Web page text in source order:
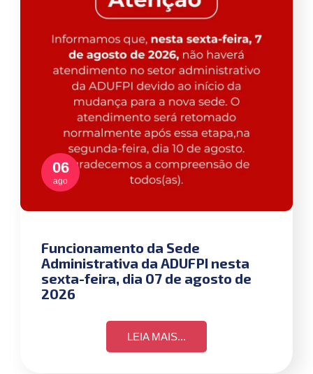
06
ago
Funcionamento da Sede
Administrativa da ADUFPI nesta
sexta-feira, dia 07 de agosto de
2026
LEIA MAIS...